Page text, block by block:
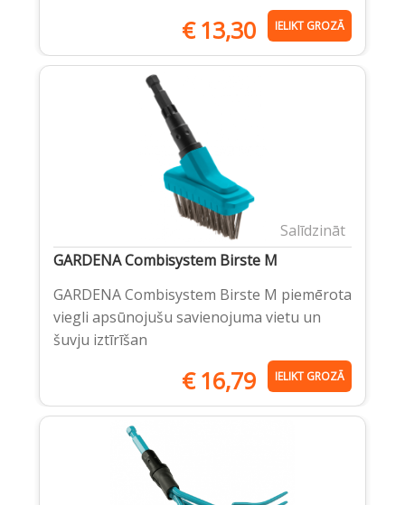
€13,30 IELIKT GROZĀ
Salīdzināt
GARDENA Combisystem Birste M
GARDENA Combisystem Birste M piemērota
viegli apsūnojušu savienojuma vietu un
šuvju iztīrīšan
€16,79 IELIKT GROZĀ